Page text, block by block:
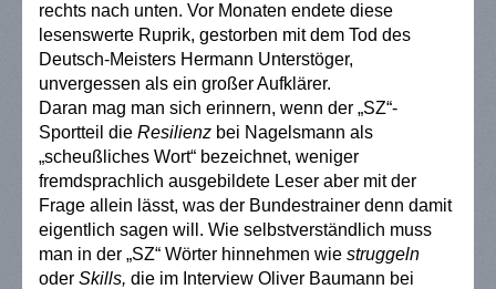
rechts nach unten. Vor Monaten endete diese
lesenswerte Ruprik, gestorben mit dem Tod des
Deutsch-Meisters Hermann Unterstöger,
unvergessen als ein großer Aufklärer.
Daran mag man sich erinnern, wenn der „SZ“-
Sportteil die Resilienz bei Nagelsmann als
„scheußliches Wort“ bezeichnet, weniger
fremdsprachlich ausgebildete Leser aber mit der
Frage allein lässt, was der Bundestrainer denn damit
eigentlich sagen will. Wie selbstverständlich muss
man in der „SZ“ Wörter hinnehmen wie struggeln
oder Skills, die im Interview Oliver Baumann bei